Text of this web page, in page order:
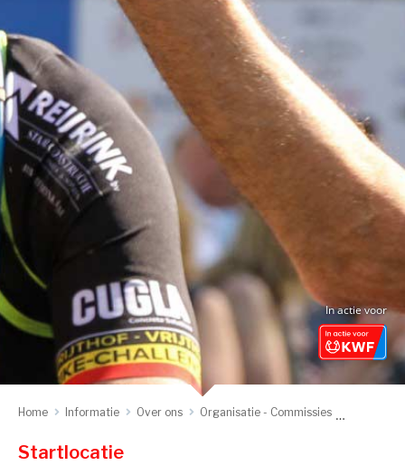
In actie voor
Home Informatie Over ons Organisatie - Commissies
Startlocatie